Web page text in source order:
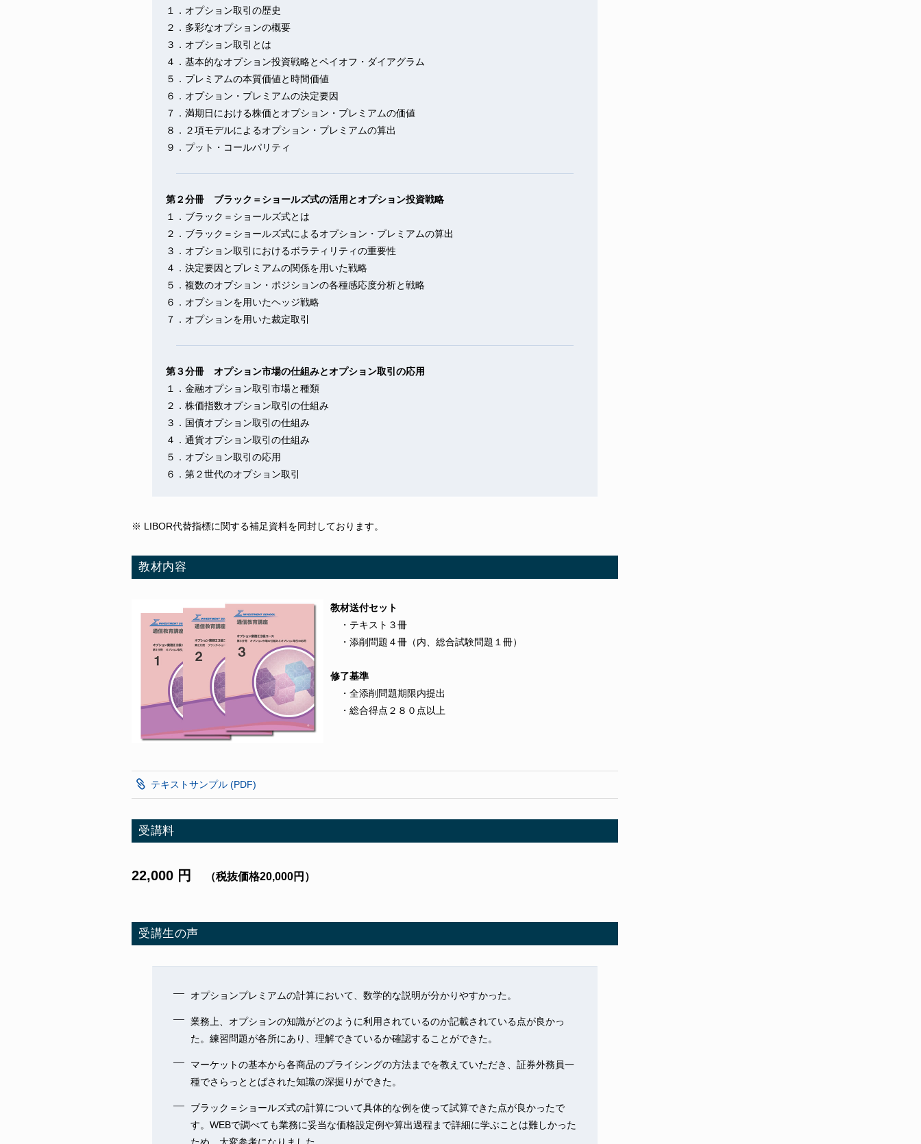
１．オプション取引の歴史
２．多彩なオプションの概要
３．オプション取引とは
４．基本的なオプション投資戦略とペイオフ・ダイアグラム
５．プレミアムの本質価値と時間価値
６．オプション・プレミアムの決定要因
７．満期日における株価とオプション・プレミアムの価値
８．２項モデルによるオプション・プレミアムの算出
９．プット・コールパリティ
第２分冊 ブラック＝ショールズ式の活用とオプション投資戦略
１．ブラック＝ショールズ式とは
２．ブラック＝ショールズ式によるオプション・プレミアムの算出
３．オプション取引におけるボラティリティの重要性
４．決定要因とプレミアムの関係を用いた戦略
５．複数のオプション・ポジションの各種感応度分析と戦略
６．オプションを用いたヘッジ戦略
７．オプションを用いた裁定取引
第３分冊 オプション市場の仕組みとオプション取引の応用
１．金融オプション取引市場と種類
２．株価指数オプション取引の仕組み
３．国債オプション取引の仕組み
４．通貨オプション取引の仕組み
５．オプション取引の応用
６．第２世代のオプション取引
※ LIBOR代替指標に関する補足資料を同封しております。
教材内容
教材送付セット
・テキスト３冊
・添削問題４冊（内、総合試験問題１冊）
修了基準
・全添削問題期限内提出
・総合得点２８０点以上
テキストサンプル (PDF)
受講料
22,000 円 （税抜価格20,000円）
受講生の声
オプションプレミアムの計算において、数学的な説明が分かりやすかった。
業務上、オプションの知識がどのように利用されているのか記載されている点が良かっ
た。練習問題が各所にあり、理解できているか確認することができた。
マーケットの基本から各商品のプライシングの方法までを教えていただき、証券外務員一
種でさらっととばされた知識の深掘りができた。
ブラック＝ショールズ式の計算について具体的な例を使って試算できた点が良かったで
す。WEBで調べても業務に妥当な価格設定例や算出過程まで詳細に学ぶことは難しかった